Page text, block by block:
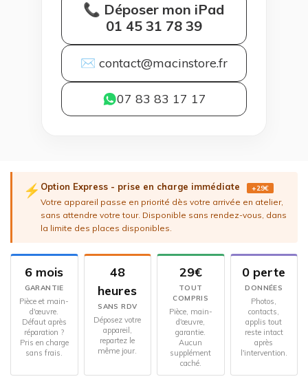
📞 Déposer mon iPad
01 45 31 78 39
✉ contact@macinstore.fr
07 83 83 17 17
⚡ Option Express - prise en charge immédiate +29€
Votre appareil passe en priorité dès votre arrivée en atelier,
sans attendre votre tour. Disponible sans rendez-vous, dans
la limite des places disponibles.
6 mois
GARANTIE
Pièce et main-
d'œuvre.
Défaut après
réparation ?
Pris en charge
sans frais.
48
heures
SANS RDV
Déposez votre
appareil,
repartez le
même jour.
29€
TOUT
COMPRIS
Pièce, main-
d'œuvre,
garantie.
Aucun
supplément
caché.
0 perte
DONNÉES
Photos,
contacts,
applis tout
reste intact
après
l'intervention.